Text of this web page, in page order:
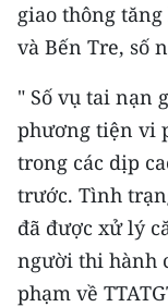
giao thông
và Bến Tre, số
" Số vụ tai nạn
phương tiện vi
trong các dịp
trước. Tình
đã được xử lý
người thi hành
phạm về